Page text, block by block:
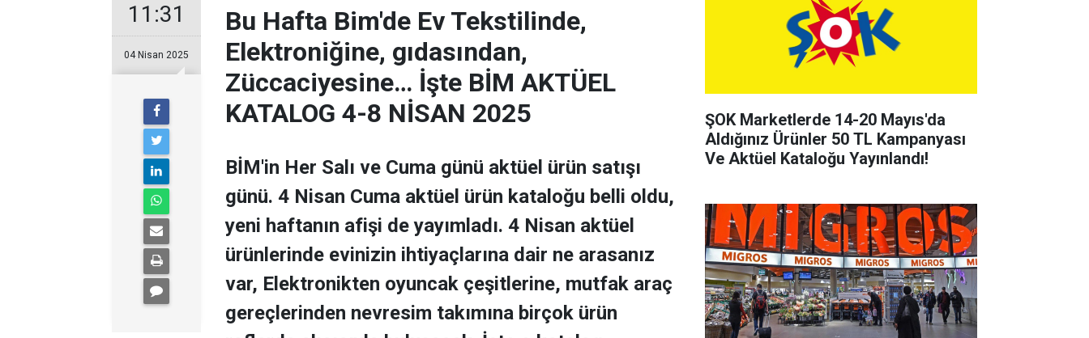
11:31
04 Nisan 2025
Bu Hafta Bim'de Ev Tekstilinde,
Elektroniğine, gıdasından,
Züccaciyesine… İşte BİM AKTÜEL
KATALOG 4-8 NİSAN 2025
BİM'in Her Salı ve Cuma günü aktüel ürün satışı
günü. 4 Nisan Cuma aktüel ürün kataloğu belli oldu,
yeni haftanın afişi de yayımladı. 4 Nisan aktüel
ürünlerinde evinizin ihtiyaçlarına dair ne arasanız
var, Elektronikten oyuncak çeşitlerine, mutfak araç
gereçlerinden nevresim takımına birçok ürün
ŞOK Marketlerde 14-20 Mayıs'da
Aldığınız Ürünler 50 TL Kampanyası
Ve Aktüel Kataloğu Yayınlandı!